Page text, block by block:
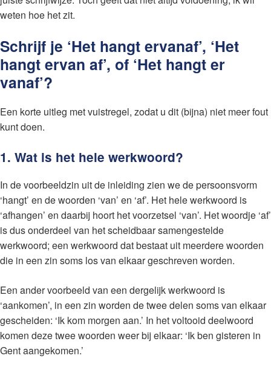
weten hoe het zit.
Schrijf je ‘Het hangt ervanaf’, ‘Het
hangt ervan af’, of ‘Het hangt er
vanaf’?
Een korte uitleg met vuistregel, zodat u dit (bijna) niet meer fout
kunt doen.
1. Wat is het hele werkwoord?
In de voorbeeldzin uit de inleiding zien we de persoonsvorm
‘hangt’ en de woorden ‘van’ en ‘af’. Het hele werkwoord is
‘afhangen’ en daarbij hoort het voorzetsel ‘van’. Het woordje ‘af’
is dus onderdeel van het scheidbaar samengestelde
werkwoord; een werkwoord dat bestaat uit meerdere woorden
die in een zin soms los van elkaar geschreven worden.
Een ander voorbeeld van een dergelijk werkwoord is
‘aankomen’, in een zin worden de twee delen soms van elkaar
gescheiden: ‘Ik kom morgen aan.’ In het voltooid deelwoord
komen deze twee woorden weer bij elkaar: ‘Ik ben gisteren in
Gent aangekomen.’